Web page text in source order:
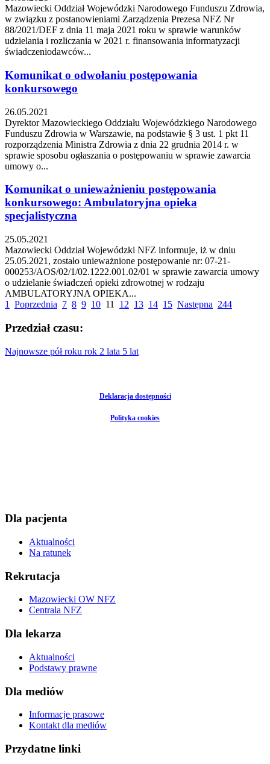
Mazowiecki Oddział Wojewódzki Narodowego Funduszu Zdrowia,
w związku z postanowieniami Zarządzenia Prezesa NFZ Nr
88/2021/DEF z dnia 11 maja 2021 roku w sprawie warunków
udzielania i rozliczania w 2021 r. finansowania informatyzacji
świadczeniodawców...
Komunikat o odwołaniu postępowania
konkursowego
26.05.2021
Dyrektor Mazowieckiego Oddziału Wojewódzkiego Narodowego
Funduszu Zdrowia w Warszawie, na podstawie § 3 ust. 1 pkt 11
rozporządzenia Ministra Zdrowia z dnia 22 grudnia 2014 r. w
sprawie sposobu ogłaszania o postępowaniu w sprawie zawarcia
umowy o...
Komunikat o unieważnieniu postępowania
konkursowego: Ambulatoryjna opieka
specjalistyczna
25.05.2021
Mazowiecki Oddział Wojewódzki NFZ informuje, iż w dniu
25.05.2021, zostało unieważnione postępowanie nr: 07-21-
000253/AOS/02/1/02.1222.001.02/01 w sprawie zawarcia umowy
o udzielanie świadczeń opieki zdrowotnej w rodzaju
AMBULATORYJNA OPIEKA...
1
Poprzednia 7 8 9 10 11 12 13 14 15 Następna 244
Przedział czasu:
Najnowsze pół roku rok 2 lata 5 lat
Deklaracja dostępności
Polityka cookies
Dla pacjenta
Aktualności
Na ratunek
Rekrutacja
Mazowiecki OW NFZ
Centrala NFZ
Dla lekarza
Aktualności
Podstawy prawne
Dla mediów
Informacje prasowe
Kontakt dla mediów
Przydatne linki